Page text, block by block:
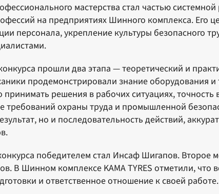
мастерства стал частью
на предприятиях Шинного комплекса. Его
персонала, укрепление культуры безопасного
прошли два этапа — теоретический и
продемонстрировали знание оборудования и
принимать решения в рабочих ситуациях,
требований охраны труда и промышленной
но и последовательность действий,
победителем стал Инсаф Шигапов. Второе
В Шинном комплексе KAMA TYRES отметили, что
и ответственное отношение к своей работе.